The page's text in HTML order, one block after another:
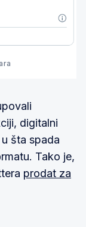
digitalni
šta spada
Tako je,
prodat za